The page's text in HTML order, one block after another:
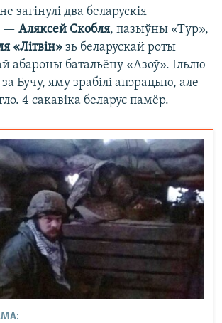
загінулі два беларускія
— Аляксей Скобля, пазыўны «Тур»,
«Літвін» зь беларускай роты
абароны батальёну «Азоў». Ільлю
за Бучу, яму зрабілі апэрацыю, але
4 сакавіка беларус памёр.